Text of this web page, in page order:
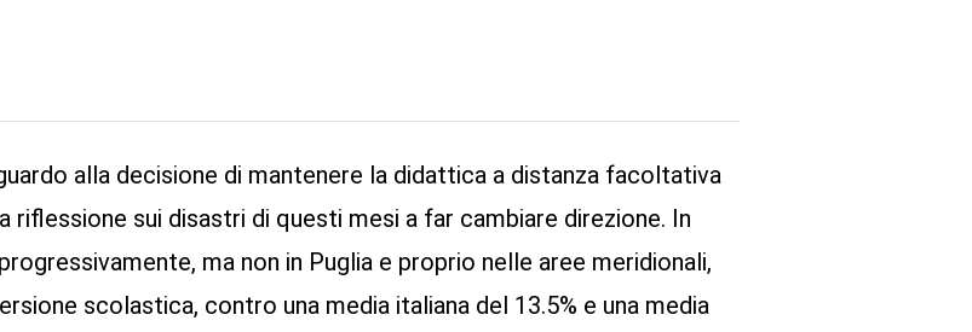
alla decisione di mantenere la didattica a distanza facoltativa
riflessione sui disastri di questi mesi a far cambiare direzione. In
ma non in Puglia e proprio nelle aree meridionali,
scolastica, contro una media italiana del 13.5% e una media